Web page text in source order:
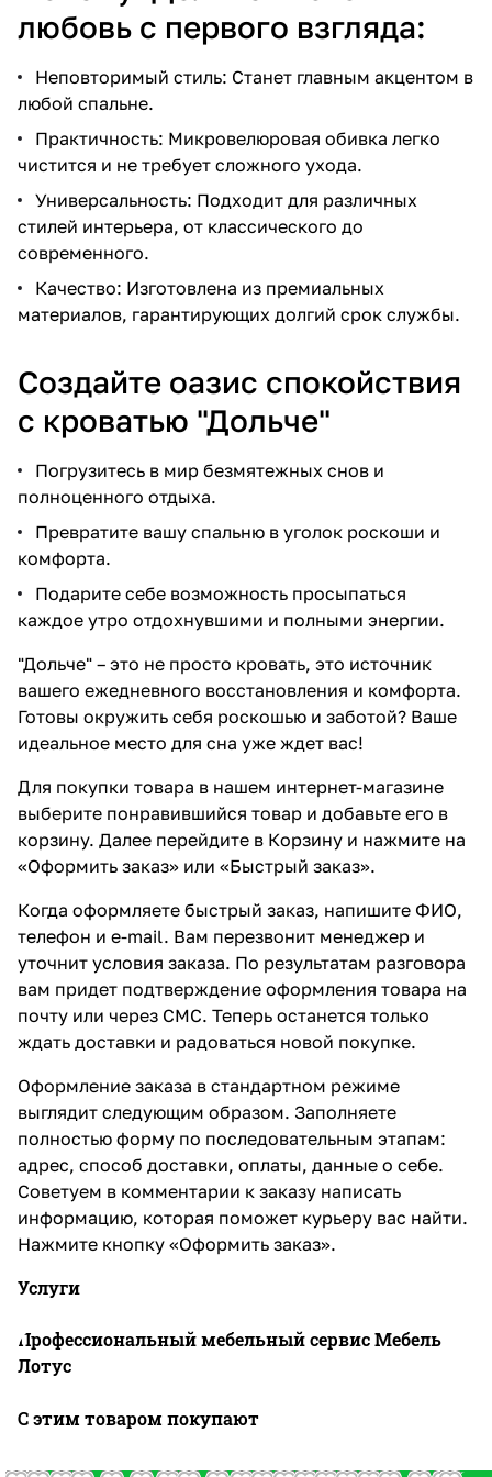
любовь с первого взгляда:
Неповторимый стиль: Станет главным акцентом в
любой спальне.
Практичность: Микровелюровая обивка легко
чистится и не требует сложного ухода.
Универсальность: Подходит для различных
стилей интерьера, от классического до
современного.
Качество: Изготовлена из премиальных
материалов, гарантирующих долгий срок службы.
Создайте оазис спокойствия
с кроватью "Дольче"
Погрузитесь в мир безмятежных снов и
полноценного отдыха.
Превратите вашу спальню в уголок роскоши и
комфорта.
Подарите себе возможность просыпаться
каждое утро отдохнувшими и полными энергии.
"Дольче" – это не просто кровать, это источник
вашего ежедневного восстановления и комфорта.
Готовы окружить себя роскошью и заботой? Ваше
идеальное место для сна уже ждет вас!
Для покупки товара в нашем интернет-магазине
выберите понравившийся товар и добавьте его в
корзину. Далее перейдите в Корзину и нажмите на
«Оформить заказ» или «Быстрый заказ».
Когда оформляете быстрый заказ, напишите ФИО,
телефон и e-mail. Вам перезвонит менеджер и
уточнит условия заказа. По результатам разговора
вам придет подтверждение оформления товара на
почту или через СМС. Теперь останется только
ждать доставки и радоваться новой покупке.
Оформление заказа в стандартном режиме
выглядит следующим образом. Заполняете
полностью форму по последовательным этапам:
адрес, способ доставки, оплаты, данные о себе.
Советуем в комментарии к заказу написать
информацию, которая поможет курьеру вас найти.
Нажмите кнопку «Оформить заказ».
Услуги
Профессиональный мебельный сервис Мебель
Лотус
С этим товаром покупают